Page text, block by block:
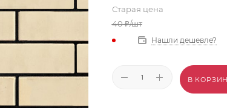
Старая цена
40₽/шт
Нашли дешевле?
В